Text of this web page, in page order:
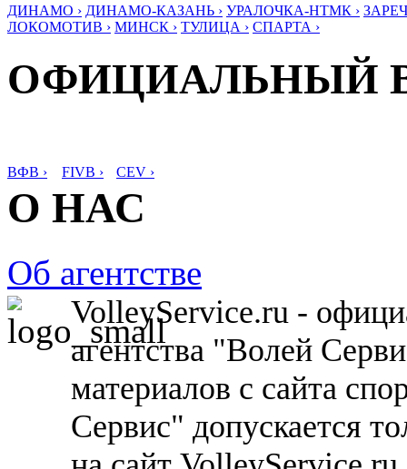
ДИНАМО › ДИНАМО-КАЗАНЬ › УРАЛОЧКА-НТМК ›
ЛОКОМОТИВ › МИНСК › ТУЛИЦА › СПАРТА ›
ОФИЦИАЛЬНЫЙ
ВФВ › FIVB › CEV ›
О НАС
Об агентстве
VolleyService.ru -
агентства "Волей
материалов с сайта
Сервис" допускается